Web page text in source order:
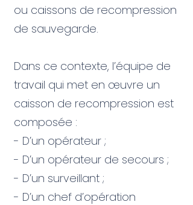
ou caissons de recompression
de sauvegarde.
Dans ce contexte, l’équipe de
travail qui met en œuvre un
caisson de recompression est
composée :
- D’un opérateur ;
- D’un opérateur de secours ;
- D’un surveillant ;
- D’un chef d’opération